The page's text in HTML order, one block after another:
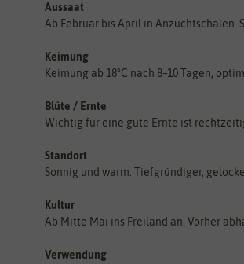
Aussaat
Ab Februar bis April in Anzuchtschalen.
Keimung
Keimung ab 18°C nach 8–10 Tagen,
Blüte / Ernte
Wichtig für eine gute Ernte ist
Standort
Sonnig und warm. Tiefgründiger,
Kultur
Ab Mitte Mai ins Freiland an. Vorher
Verwendung